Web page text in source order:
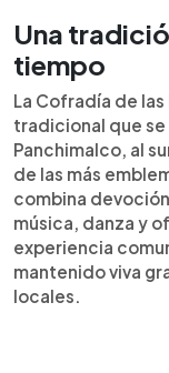
Una
tiempo
La Cofradía de
tradicional que
Panchimalco, al
de las más
combina
música, danza y
experiencia
mantenido viva
locales.